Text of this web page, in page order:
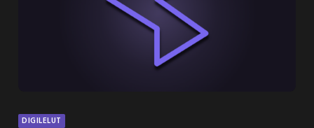
DIGILELUT